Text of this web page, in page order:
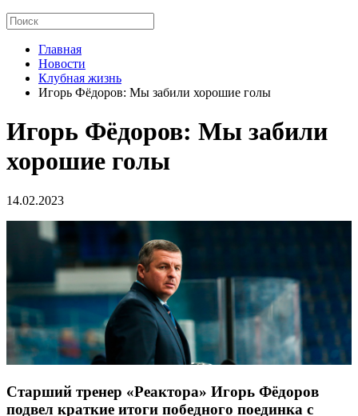
Главная
Новости
Клубная жизнь
Игорь Фёдоров: Мы забили хорошие голы
Игорь Фёдоров: Мы забили
хорошие голы
14.02.2023
Старший тренер «Реактора» Игорь Фёдоров
подвел краткие итоги победного поединка с